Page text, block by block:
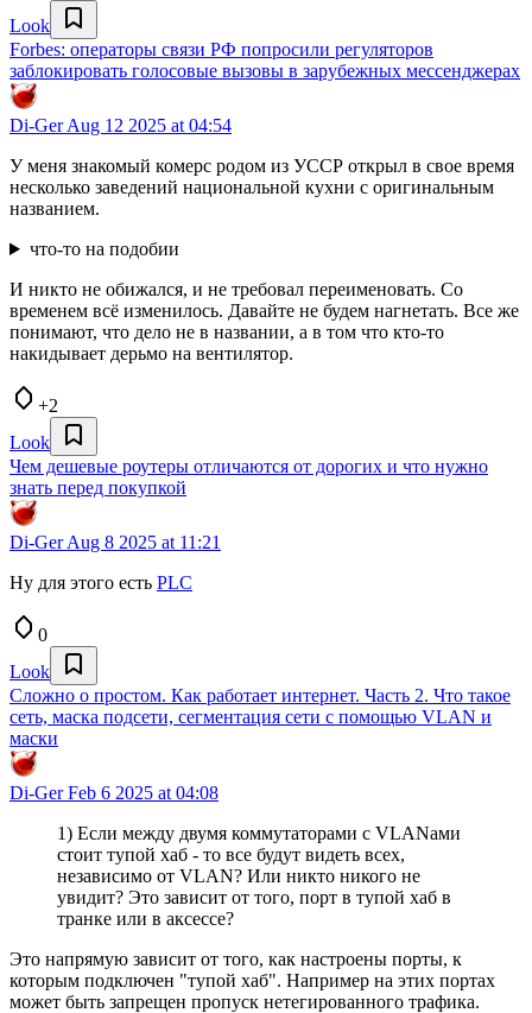
Look
Forbes: операторы связи РФ попросили регуляторов
заблокировать голосовые вызовы в зарубежных мессенджерах
Di-GerAug 12 2025 at 04:54
У меня знакомый комерс родом из УССР открыл в свое время
несколько заведений национальной кухни с оригинальным
названием.
что-то на подобии
И никто не обижался, и не требовал переименовать. Со
временем всё изменилось. Давайте не будем нагнетать. Все же
понимают, что дело не в названии, а в том что кто-то
накидывает дерьмо на вентилятор.
+2
Look
Чем дешевые роутеры отличаются от дорогих и что нужно
знать перед покупкой
Di-GerAug 8 2025 at 11:21
Ну для этого есть PLC
0
Look
Сложно о простом. Как работает интернет. Часть 2. Что такое
сеть, маска подсети, сегментация сети с помощью VLAN и
маски
Di-GerFeb 6 2025 at 04:08
1) Если между двумя коммутаторами с VLANами
стоит тупой хаб - то все будут видеть всех,
независимо от VLAN? Или никто никого не
увидит? Это зависит от того, порт в тупой хаб в
транке или в аксессе?
Это напрямую зависит от того, как настроены порты, к
которым подключен "тупой хаб". Например на этих портах
может быть запрещен пропуск нетегированного трафика.